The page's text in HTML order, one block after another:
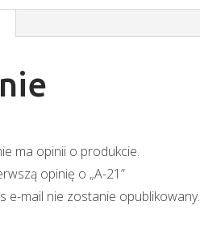
ma opinii o produkcie.
opinię o „A-21”
e-mail nie zostanie opublikowany.